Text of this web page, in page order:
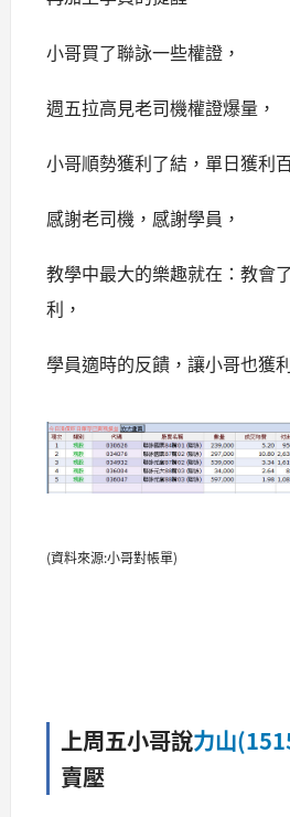
小哥買了聯詠一些權證，
週五拉高見老司機權證爆量，
小哥順勢獲利了結， 單日獲利
感謝老司機，感謝學員，
教學中最大的樂趣就在：教會
利，
學員適時的反饋，讓小哥也獲
(資料來源:小哥對帳單)
上周五小哥說力山
賣壓